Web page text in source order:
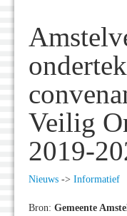
Veilig
2019-
Nieuws -> Informatief
Bron: Gemeente